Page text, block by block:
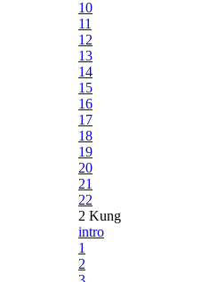
10
11
12
13
14
15
16
17
18
19
20
21
22
2 Kung
intro
1
2